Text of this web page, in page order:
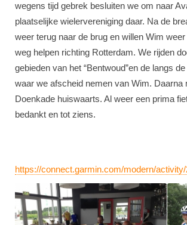
wegens tijd gebrek besluiten we om naar
plaatselijke wielervereniging daar. Na de
weer terug naar de brug en willen Wim
weg helpen richting Rotterdam. We rijden
gebieden van het “Bentwoud”en de langs
waar we afscheid nemen van Wim. Daarna
Doenkade huiswaarts. Al weer een prima
bedankt en tot ziens.
https://connect.garmin.com/modern/